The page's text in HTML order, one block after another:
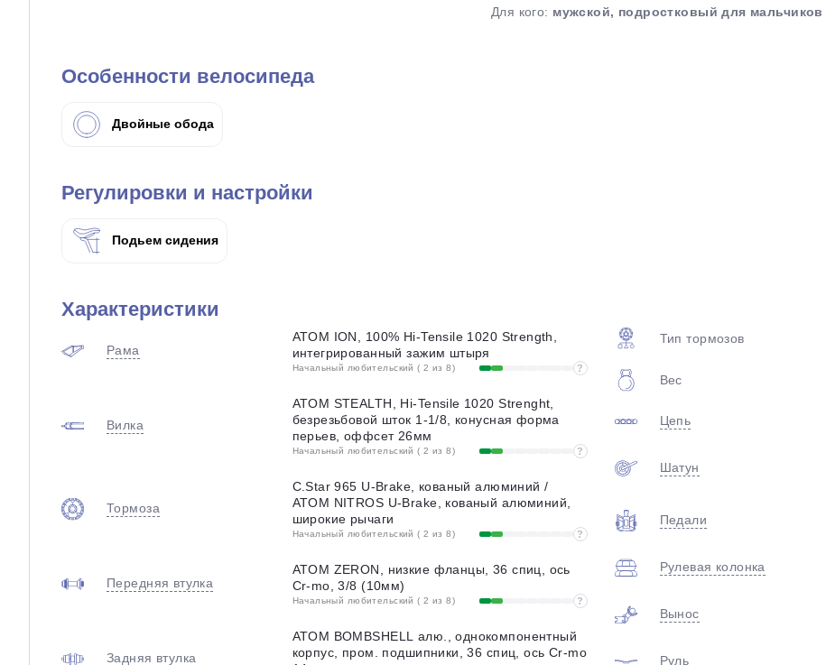
Для кого: мужской, подростковый для мальчиков
Особенности велосипеда
Двойные обода
Регулировки и настройки
Подьем сидения
Характеристики
Рама
ATOM ION, 100% Hi-Tensile 1020 Strength,
интегрированный зажим штыря
Начальный любительский ( 2 из 8) ?
Вилка
ATOM STEALTH, Hi-Tensile 1020 Strenght,
безрезьбовой шток 1-1/8, конусная форма
перьев, оффсет 26мм
Начальный любительский ( 2 из 8) ?
Тормоза
C.Star 965 U-Brake, кованый алюминий /
ATOM NITROS U-Brake, кованый алюминий,
широкие рычаги
Начальный любительский ( 2 из 8) ?
Передняя втулка
ATOM ZERON, низкие фланцы, 36 спиц, ось
Cr-mo, 3/8 (10мм)
Начальный любительский ( 2 из 8) ?
Задняя втулка
ATOM BOMBSHELL алю., однокомпонентный
корпус, пром. подшипники, 36 спиц, ось Cr-mo
Тип тормозов
Вес
Цепь
Шатун
Педали
Рулевая колонка
Вынос
Руль
раз в 2 недели